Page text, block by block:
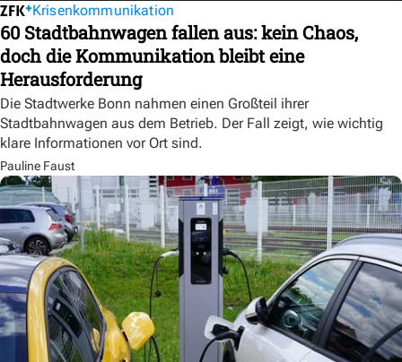
Krisenkommunikation
60 Stadtbahnwagen fallen aus: kein Chaos,
doch die Kommunikation bleibt eine
Herausforderung
Die Stadtwerke Bonn nahmen einen Großteil ihrer
Stadtbahnwagen aus dem Betrieb. Der Fall zeigt, wie wichtig
klare Informationen vor Ort sind.
Pauline Faust